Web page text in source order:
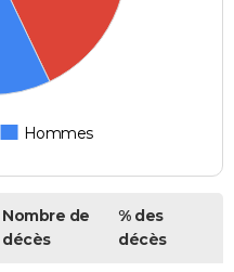
Hommes
Nombre de
décès
% des
décès